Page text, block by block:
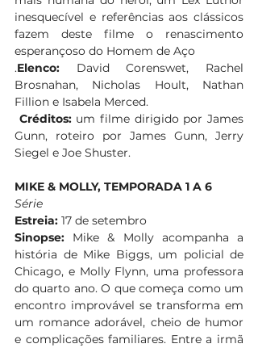
inesquecível e referências aos clássicos
fazem deste filme o renascimento
esperançoso do Homem de Aço
.Elenco: David Corenswet, Rachel
Brosnahan, Nicholas Hoult, Nathan
Fillion e Isabela Merced.
Créditos: um filme dirigido por James
Gunn, roteiro por James Gunn, Jerry
Siegel e Joe Shuster.
MIKE & MOLLY, TEMPORADA 1 A 6
Série
Estreia: 17 de setembro
Sinopse: Mike & Molly acompanha a
história de Mike Biggs, um policial de
Chicago, e Molly Flynn, uma professora
do quarto ano. O que começa como um
encontro improvável se transforma em
um romance adorável, cheio de humor
e complicações familiares. Entre a irmã